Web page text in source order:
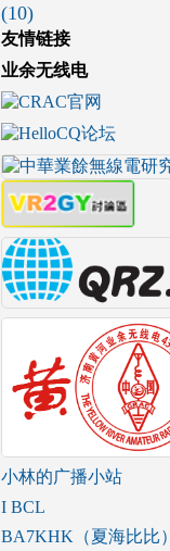
(10)
友情链接
业余无线电
小林的广播小站
I BCL
BA7KHK（夏海比比）